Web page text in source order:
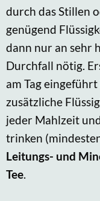
durch das Stillen
genügend
dann nur an sehr
Durchfall nötig.
am Tag
zusätzliche
jeder Mahlzeit
trinken
Leitungs- und
Tee.